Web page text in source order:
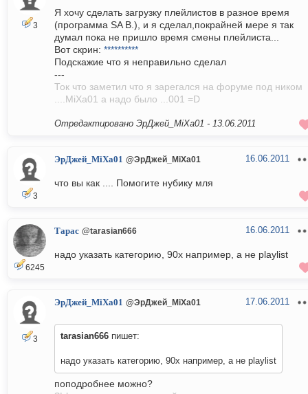
3
Я хочу сделать загрузку плейлистов в разное время
(программа SA B.), и я сделал,покрайней мере я так
думал пока не пришло время смены плейлиста...
Вот скрин: **********
Подскажие что я неправильно сделал
---
Ток что заметил что я зарегался на форуме под ником
....MiXa01 а надо было ...001 =D
Отредактировано ЭрДжей_MiXa01 - 13.06.2011
3
ЭрДжей_MiXa01 @ЭрДжей_MiXa01 16.06.2011
что вы как .... Помогите нубику мля
6245
Тарас @tarasian666 16.06.2011
надо указать категорию, 90х например, а не playlist
3
ЭрДжей_MiXa01 @ЭрДжей_MiXa01 17.06.2011
tarasian666 пишет:
надо указать категорию, 90х например, а не playlist
поподробнее можно?